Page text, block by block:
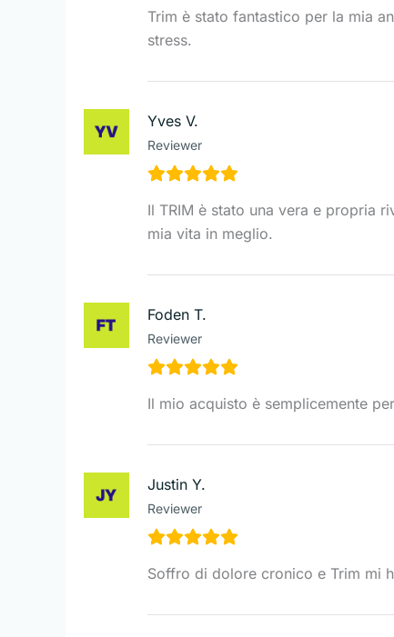
Trim è stato fantastico per la mia
stress.
Yves V.
Reviewer
Il TRIM è stato una vera e propria
mia vita in meglio.
Foden T.
Reviewer
Il mio acquisto è semplicemente
Justin Y.
Reviewer
Soffro di dolore cronico e Trim mi